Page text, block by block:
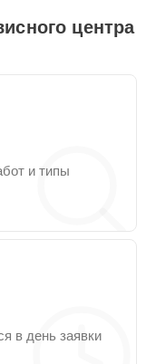
центра
и типы
в день заявки